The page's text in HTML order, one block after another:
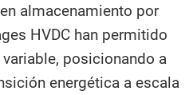
almacenamiento por
HVDC han permitido
posicionando a
energética a escala